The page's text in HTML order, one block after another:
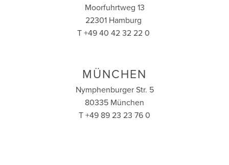
Moorfuhrtweg 13
22301 Hamburg
T +49 40 42 32 22 0
MÜNCHEN
Nymphenburger Str. 5
80335 München
T +49 89 23 23 76 0